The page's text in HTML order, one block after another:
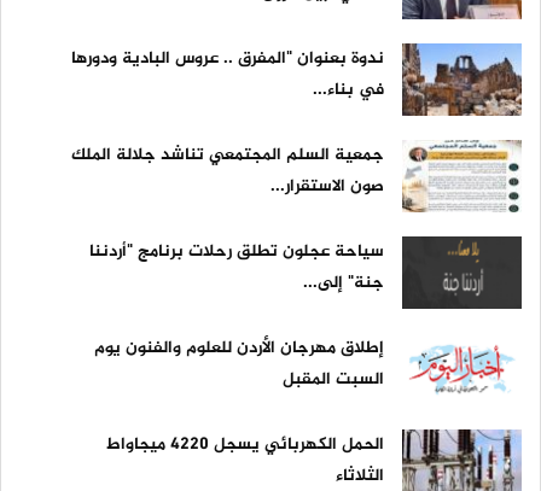
ندوة بعنوان "المفرق .. عروس البادية ودورها
في بناء...
جمعية السلم المجتمعي تناشد جلالة الملك
صون الاستقرار...
سياحة عجلون تطلق رحلات برنامج "أردننا
جنة" إلى...
إطلاق مهرجان الأردن للعلوم والفنون يوم
السبت المقبل
الحمل الكهربائي يسجل 4220 ميجاواط
الثلاثاء